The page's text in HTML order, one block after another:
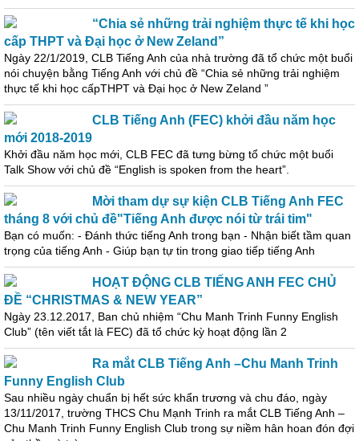
“Chia sẻ những trải nghiệm thực tế khi học
cấp THPT và Đại học ở New Zeland”
Ngày 22/1/2019, CLB Tiếng Anh của nhà trường đã tổ chức một buổi
nói chuyện bằng Tiếng Anh với chủ đề “Chia sẻ những trải nghiệm
thực tế khi học cấpTHPT và Đại học ở New Zeland ”
CLB Tiếng Anh (FEC) khởi đầu năm học
mới 2018-2019
Khởi đầu năm học mới, CLB FEC đã tưng bừng tổ chức một buổi
Talk Show với chủ đề “English is spoken from the heart”.
Mời tham dự sự kiện CLB Tiếng Anh FEC
tháng 8 với chủ đề"Tiếng Anh được nói từ trái tim"
Bạn có muốn: - Đánh thức tiếng Anh trong bạn - Nhận biết tầm quan
trọng của tiếng Anh - Giúp bạn tự tin trong giao tiếp tiếng Anh
HOẠT ĐỘNG CLB TIẾNG ANH FEC CHỦ
ĐỀ “CHRISTMAS & NEW YEAR”
Ngày 23.12.2017, Ban chủ nhiệm “Chu Manh Trinh Funny English
Club” (tên viết tắt là FEC) đã tổ chức kỳ hoạt động lần 2
Ra mắt CLB Tiếng Anh –Chu Manh Trinh
Funny English Club
Sau nhiều ngày chuẩn bị hết sức khẩn trương và chu đáo, ngày
13/11/2017, trường THCS Chu Mạnh Trinh ra mắt CLB Tiếng Anh –
Chu Manh Trinh Funny English Club trong sự niềm hân hoan đón đợi